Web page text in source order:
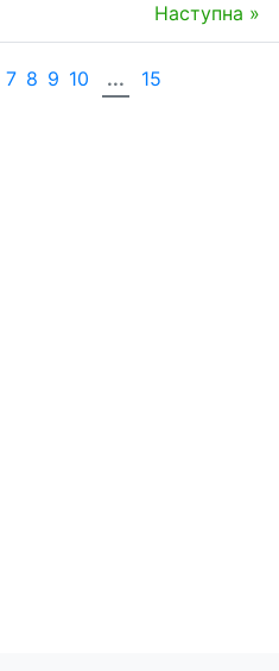
Наступна »
7 8 9 10 ... 15